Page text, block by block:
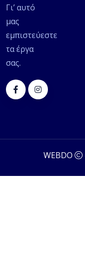
Γι’ αυτό
μας
εμπιστεύεστε
τα έργα
σας.
WEBDO